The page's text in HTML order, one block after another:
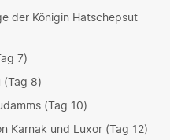
der Königin Hatschepsut
7)
(Tag 8)
(Tag 10)
Karnak und Luxor (Tag 12)